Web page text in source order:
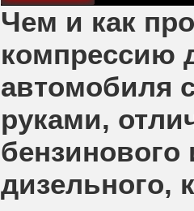
Чем и как
компрессию
автомобиля
руками,
бензинового
дизельного,